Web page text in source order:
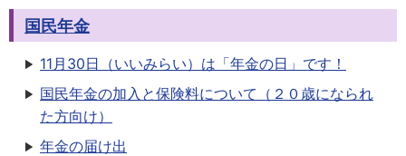
国民年金
11月30日（いいみらい）は「年金の日」です！
国民年金の加入と保険料について（２０歳になられ
た方向け）
年金の届け出